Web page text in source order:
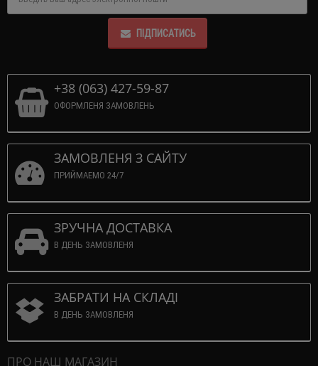
ПІДПИСАТИСЬ
+38 (063) 427-59-87
ОФОРМЛЕНЯ ЗАМОВЛЕНЬ
ЗАМОВЛЕНЯ З САЙТУ
ПРИЙМАЕМО 24/7
ЗРУЧНА ДОСТАВКА
В ДЕНЬ ЗАМОВЛЕНЯ
ЗАБРАТИ НА СКЛАДІ
В ДЕНЬ ЗАМОВЛЕНЯ
ПРО НАШ МАГАЗИН